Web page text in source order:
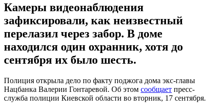
Камеры видеонаблюдения
зафиксировали, как неизвестный
перелазил через забор. В доме
находился один охранник, хотя до
сентября их было шесть.
Полиция открыла дело по факту поджога дома экс-главы
Нацбанка Валерии Гонтаревой. Об этом сообщает пресс-
служба полиции Киевской области во вторник, 17 сентября.